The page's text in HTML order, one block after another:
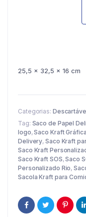
25,5 x 32,5 x 16 cm
Categorias:
Tag: Saco de Papel
logo,Saco Kraft
Delivery,Saco Kraft
Saco Kraft
Saco Kraft SOS,Saco
Personalizado Rio,
Sacola Kraft para